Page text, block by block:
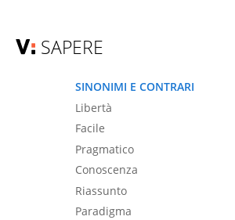
SAPERE
SINONIMI E CONTRARI
Libertà
Facile
Pragmatico
Conoscenza
Riassunto
Paradigma